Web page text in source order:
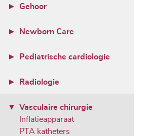
Gehoor
Newborn Care
Pediatrische cardiologie
Radiologie
Vasculaire chirurgie
Inflatieapparaat
PTA katheters